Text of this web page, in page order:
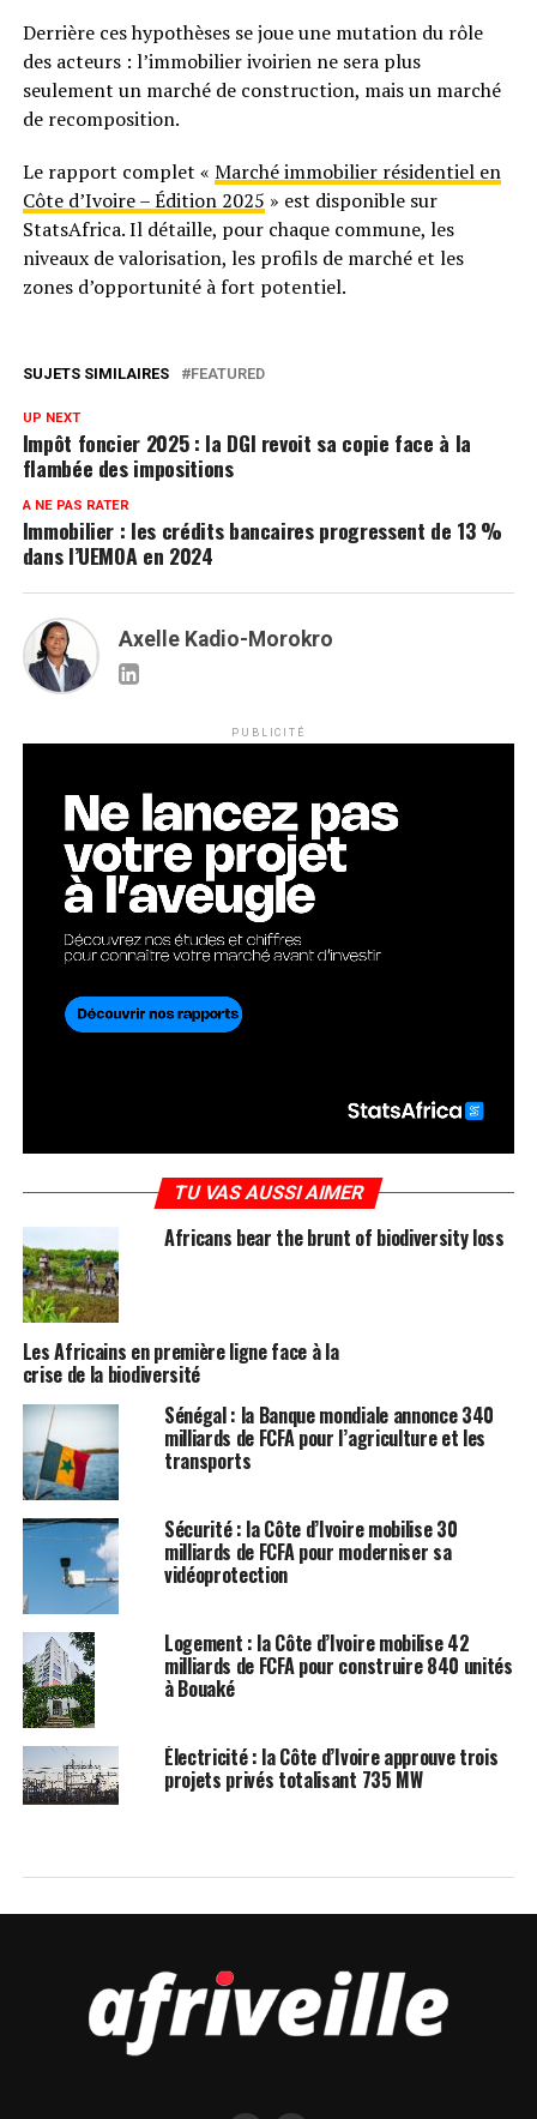
Derrière ces hypothèses se joue une mutation du rôle
des acteurs : l’immobilier ivoirien ne sera plus
seulement un marché de construction, mais un marché
de recomposition.
Le rapport complet « Marché immobilier résidentiel en
Côte d’Ivoire – Édition 2025 » est disponible sur
StatsAfrica. Il détaille, pour chaque commune, les
niveaux de valorisation, les profils de marché et les
zones d’opportunité à fort potentiel.
SUJETS SIMILAIRES FEATURED
UP NEXT
Impôt foncier 2025 : la DGI revoit sa copie face à la
flambée des impositions
A NE PAS RATER
Immobilier : les crédits bancaires progressent de 13 %
dans l’UEMOA en 2024
Axelle Kadio-Morokro
PUBLICITÉ
TU VAS AUSSI AIMER
Africans bear the brunt of biodiversity loss
Les Africains en première ligne face à la
crise de la biodiversité
Sénégal : la Banque mondiale annonce 340
milliards de FCFA pour l’agriculture et les
transports
Sécurité : la Côte d’Ivoire mobilise 30
milliards de FCFA pour moderniser sa
vidéoprotection
Logement : la Côte d’Ivoire mobilise 42
milliards de FCFA pour construire 840 unités
à Bouaké
Électricité : la Côte d’Ivoire approuve trois
projets privés totalisant 735 MW